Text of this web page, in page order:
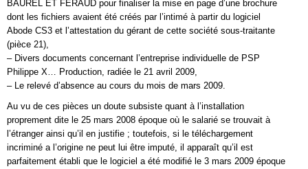
BAUREL ET FERAUD pour finaliser la mise en page d’une brochure
dont les fichiers avaient été créés par l’intimé à partir du logiciel
Abode CS3 et l’attestation du gérant de cette société sous-traitante
(pièce 21),
– Divers documents concernant l’entreprise individuelle de PSP
Philippe X… Production, radiée le 21 avril 2009,
– Le relevé d’absence au cours du mois de mars 2009.
Au vu de ces pièces un doute subsiste quant à l’installation
proprement dite le 25 mars 2008 époque où le salarié se trouvait à
l’étranger ainsi qu’il en justifie ; toutefois, si le téléchargement
incriminé a l’origine ne peut lui être imputé, il apparaît qu’il est
parfaitement établi que le logiciel a été modifié le 3 mars 2009 époque